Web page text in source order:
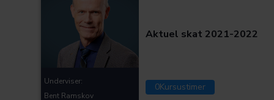
Aktuel skat 2021-2022
0Kursustimer
Underviser:
Bent Ramskov